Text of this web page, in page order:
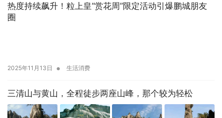
热度持续飙升！粒上皇“赏花周”限定活动引爆鹏城朋友
圈
2025年11月13日 • 生活消费
三清山与黄山，全程徒步两座山峰，那个较为轻松